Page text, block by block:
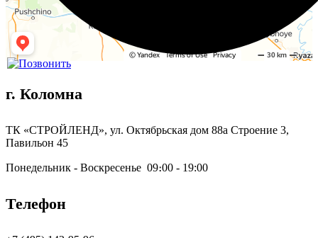
г. Коломна
ТК «СТРОЙЛЕНД», ул. Октябрьская дом 88а Строение 3,
Павильон 45
Понедельник - Воскресенье 09։00 - 19:00
Телефон